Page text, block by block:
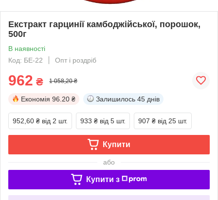
Екстракт гарцинії камбоджійської, порошок,
500г
В наявності
Код: БЕ-22
Опт і роздріб
962 ₴ 1 058,20 ₴
Економія 96.20 ₴ Залишилось 45 днів
952,60 ₴ від 2 шт. 933 ₴ від 5 шт. 907 ₴ від 25 шт.
Купити
або
Купити з